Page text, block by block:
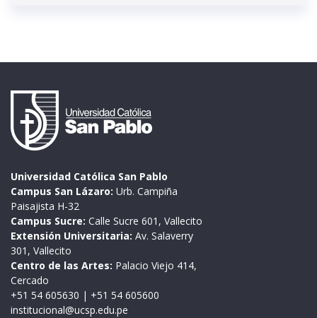
Universidad Católica San Pablo
Campus San Lázaro: Urb. Campiña
Paisajista H-32
Campus Sucre: Calle Sucre 601, Vallecito
Extensión Universitaria: Av. Salaverry
301, Vallecito
Centro de las Artes: Palacio Viejo 414,
Cercado
+51 54 605630 | +51 54 605600
institucional@ucsp.edu.pe